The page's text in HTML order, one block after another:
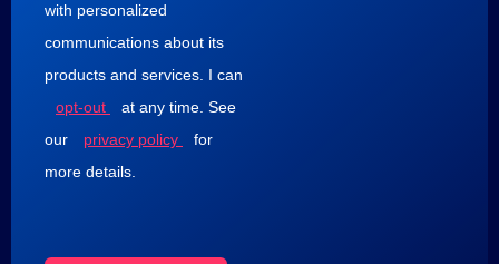
with personalized
communications about its
products and services. I can
opt-out
at any time. See
our
privacy policy
for
more details.